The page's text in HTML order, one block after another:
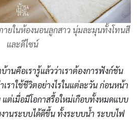
ยในห้องนอนลูกสาว นุ่มละมุนทั้งโทนสี
และดีไซน์
านคือเรารู้แล้วว่าเราต้องการฟังก์ชัน
เราใช้ชีวิตอย่างไรในแต่ละวัน ก่อนหน้า
ต่เมื่อมีโอกาสรื้อใหม่เกือบทั้งหมดแบบ
านระบบได้ดีขึ้น ทั้งระบบน้ำ ระบบไฟ